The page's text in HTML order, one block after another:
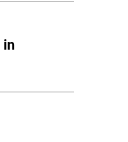
in